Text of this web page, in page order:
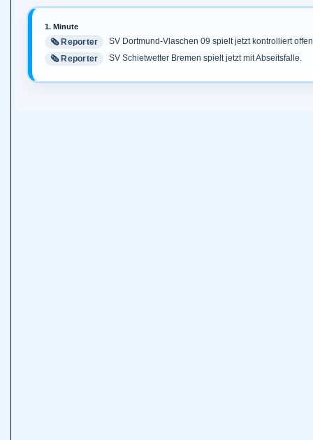
1. Minute
🗞️ Reporter
SV Dortmund-Vlaschen 09 spielt jetzt kontrolliert
🗞️ Reporter
SV Schietwetter Bremen spielt jetzt mit Abseitsfalle.